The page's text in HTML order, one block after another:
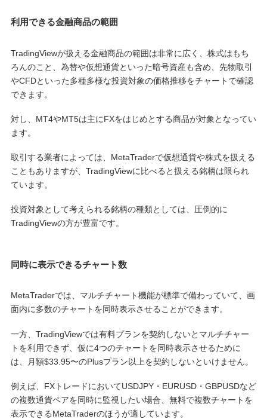
利用できる金融商品の範囲
TradingViewが扱える金融商品の範囲は非常に広く、株式はもち
ろんのこと、為替や仮想通貨といった暗号資産も含め、先物取引
やCFDといった多種多様な投資対象の価格推移をチャートで確認
できます。
対し、MT4やMT5は主にFXをはじめとする商品が対象となってい
ます。
取引する業者によっては、MetaTraderで仮想通貨や株式を扱える
こともありますが、TradingViewに比べると扱える銘柄は限られ
ています。
投資対象として考えられる銘柄の種類としては、圧倒的に
TradingViewの方が豊富です。
同時に表示できるチャート数
MetaTraderでは、マルチチャート機能が標準で備わっていて、画
面内に多数のチャートを同時表示させることができます。
一方、TradingViewでは有料プランを契約しないとマルチチャー
トを利用できず、仮に4つのチャートを同時表示させるために
は、月額$33.95〜のPlusプラン以上を契約しないといけません。
例えば、FXトレードにおいてUSDJPY・EURUSD・GBPUSDなど
の複数通貨ペアを同時に監視したい場合、無料で複数チャートを
表示できるMetaTraderのほうが適しています。